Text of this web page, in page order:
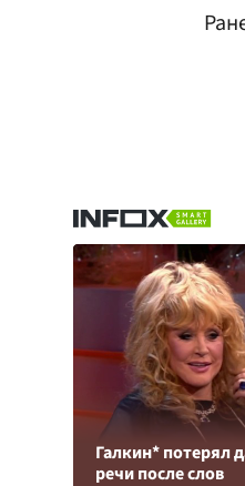
Галкин* потерял
речи после слов